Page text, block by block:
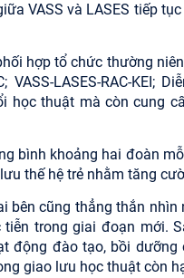
VASS và LASES tiếp
hợp tổ chức thường
VASS-LASES-RAC-KEI;
học thuật mà còn cung
bình khoảng hai đoàn
thế hệ trẻ nhằm tăng
bên cũng thẳng thắn
trong giai đoạn mới.
động đào tạo, bồi
giao lưu học thuật còn